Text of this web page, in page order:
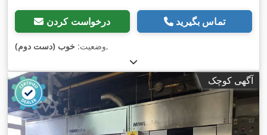
درخواست کردن تماس بگیرید
وضعیت: خوب (دست دوم) ,
آگهی کوچک